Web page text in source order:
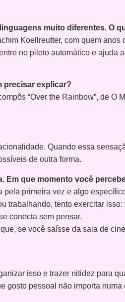
muito diferentes. O
Koellreutter, com quem
no piloto automático e
precisar explicar?
“Over the Rainbow”, de
Quando essa
de outra forma.
Em que momento você
primeira vez e algo
trabalhando, tento exercitar
conecta sem pensar.
se você saísse da sala de
isso e trazer nitidez para
gosto pessoal não importa